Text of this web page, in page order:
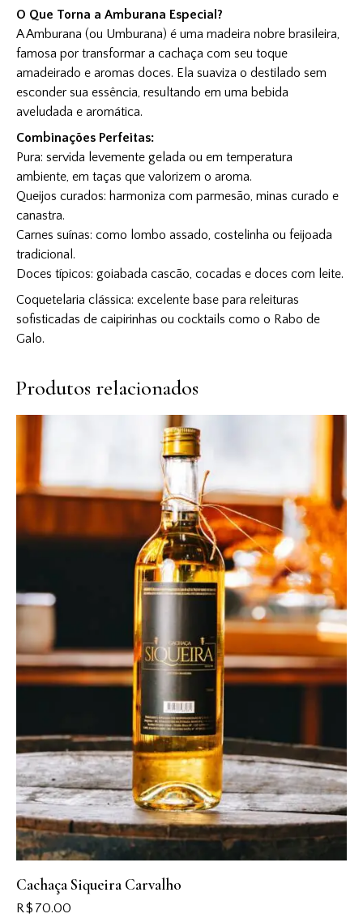
O Que Torna a Amburana Especial?
A Amburana (ou Umburana) é uma madeira nobre brasileira,
famosa por transformar a cachaça com seu toque
amadeirado e aromas doces. Ela suaviza o destilado sem
esconder sua essência, resultando em uma bebida
aveludada e aromática.
Combinações Perfeitas:
Pura: servida levemente gelada ou em temperatura
ambiente, em taças que valorizem o aroma.
Queijos curados: harmoniza com parmesão, minas curado e
canastra.
Carnes suínas: como lombo assado, costelinha ou feijoada
tradicional.
Doces típicos: goiabada cascão, cocadas e doces com leite.
Coquetelaria clássica: excelente base para releituras
sofisticadas de caipirinhas ou cocktails como o Rabo de
Galo.
Produtos relacionados
Cachaça Siqueira Carvalho
R$ 70.00